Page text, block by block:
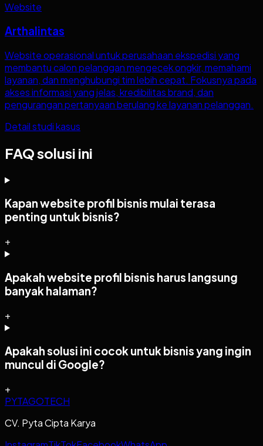
Website
Arthalintas
Website operasional untuk perusahaan ekspedisi yang
membantu calon pelanggan mengecek ongkir, memahami
layanan, dan menghubungi tim lebih cepat. Fokusnya pada
akses informasi yang jelas, kredibilitas brand, dan
pengurangan pertanyaan berulang ke layanan pelanggan.
Detail studi kasus
FAQ solusi ini
Kapan website profil bisnis mulai terasa
penting untuk bisnis?
+
Apakah website profil bisnis harus langsung
banyak halaman?
+
Apakah solusi ini cocok untuk bisnis yang ingin
muncul di Google?
+
PYTAGOTECH
CV. Pyta Cipta Karya